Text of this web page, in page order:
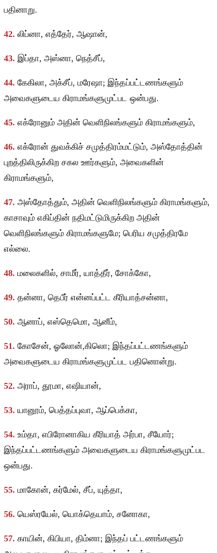
பதினாறு.
42. லிப்னா, எத்தேர், ஆஷான்,
43. இப்தா, அஸ்னா, நெத்சீப்,
44. கேகிலா, அக்சீப், மரேஷா; இந்தப்பட்டணங்களும்
அவைகளுடைய கிராமங்களுமுட்பட ஒன்பது.
45. எக்ரோனும் அதின் வெளிநிலங்களும் கிராமங்களும்,
46. எக்ரோன் துவக்கிச் சமுத்திரம்மட்டும், அஸ்தோத்தின்
புறத்திலிருக்கிற சகல ஊர்களும், அவைகளின்
கிராமங்களும்,
47. அஸ்தோத்தும், அதின் வெளிநிலங்களும் கிராமங்களும்,
காசாவும் எகிப்தின் நதிமட்டுமிருக்கிற அதின்
வெளிநிலங்களும் கிராமங்களுமே; பெரிய சமுத்திரமே
எல்லை.
48. மலைகளில், சாமீர், யாத்தீர், சோக்கோ,
49. தன்னா, தெபீர் என்னப்பட்ட கீரியாத்சன்னா,
50. ஆனாப், எஸ்தெமொ, ஆனீம்,
51. கோசேன், ஓலோன்,கிலொ; இந்தப்பட்டணங்களும்
அவைகளுடைய கிராமங்களுமுட்பட பதினொன்று.
52. அராப், தூமா, எஷியான்,
53. யானூம், பெத்தப்புவா, ஆப்பெக்கா,
54. உம்தா, எபிரோனாகிய கீரியாத் அர்பா, சீயோர்;
இந்தப்பட்டணங்களும் அவைகளுடைய கிராமங்களுமுட்பட
ஒன்பது.
55. மாகோன், கர்மேல், சீப், யுத்தா,
56. யெஸ்ரயேல், யொக்தெயாம், சனோகா,
57. காயின், கிபியா, திம்னா; இந்தப் பட்டணங்களும்